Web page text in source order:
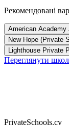
Рекомендовані
American Academy
New Hope (Private
Lighthouse Private
Переглянути
PrivateSchools.cy